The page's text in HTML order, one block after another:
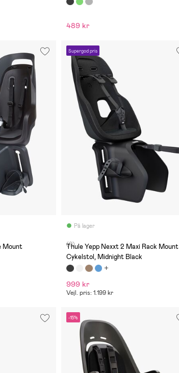
489 kr
Mount
Supergod pris
På lager
(0)
Thule Yepp Nexxt 2 Maxi Rack Mount
Cykelstol, Midnight Black
999 kr
Vejl. pris: 1.199 kr
-15%